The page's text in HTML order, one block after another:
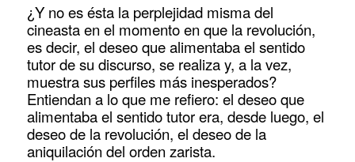
¿Y no es ésta la perplejidad misma del
cineasta en el momento en que la revolución,
es decir, el deseo que alimentaba el sentido
tutor de su discurso, se realiza y, a la vez,
muestra sus perfiles más inesperados?
Entiendan a lo que me refiero: el deseo que
alimentaba el sentido tutor era, desde luego, el
deseo de la revolución, el deseo de la
aniquilación del orden zarista.